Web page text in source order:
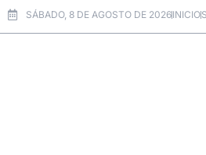
SÁBADO, 8 DE AGOSTO DE 2026INICIO